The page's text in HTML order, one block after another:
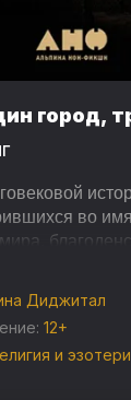
город,
во
как единую
Диджитал
12+
и